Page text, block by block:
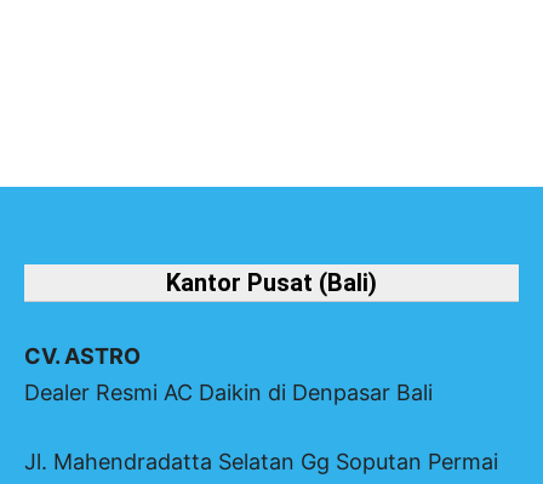
Kantor Pusat (Bali)
CV. ASTRO
Dealer Resmi AC Daikin di Denpasar Bali
Jl. Mahendradatta Selatan Gg Soputan Permai